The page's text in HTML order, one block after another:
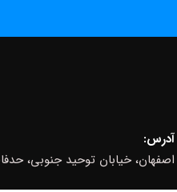
آدرس:
اصفهان، خیابان توحید جنوبی، حدفاصل